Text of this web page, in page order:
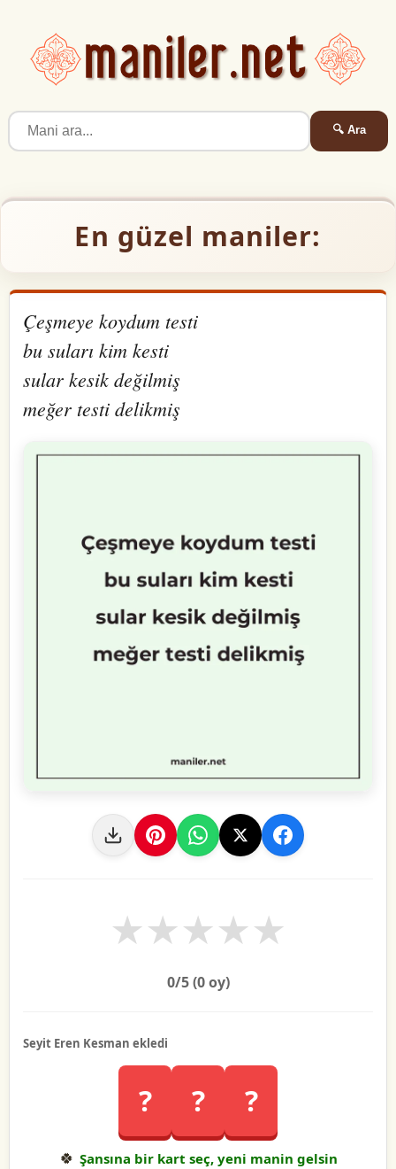
🔍 Ara
En güzel maniler:
Çeşmeye koydum testi
bu suları kim kesti
sular kesik değilmiş
meğer testi delikmiş
★
★
★
★
★
0/5 (0oy)
Seyit Eren Kesman ekledi
? ? ?
🍀 Şansına bir kart seç, yeni manin gelsin